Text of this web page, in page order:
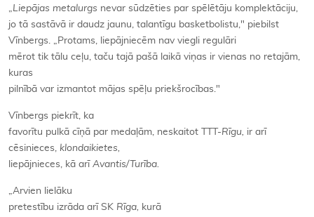
„Liepājas metalurgs nevar sūdzēties par spēlētāju komplektāciju,
jo tā sastāvā ir daudz jaunu, talantīgu basketbolistu," piebilst
Vīnbergs. „Protams, liepājniecēm nav viegli regulāri
mērot tik tālu ceļu, taču tajā pašā laikā viņas ir vienas no retajām,
kuras
pilnībā var izmantot mājas spēļu priekšrocības."
Vīnbergs piekrīt, ka
favorītu pulkā cīņā par medaļām, neskaitot TTT-Rīgu, ir arī
cēsinieces, klondaikietes,
liepājnieces, kā arī Avantis/Turība.
„Arvien lielāku
pretestību izrāda arī SK Rīga, kurā